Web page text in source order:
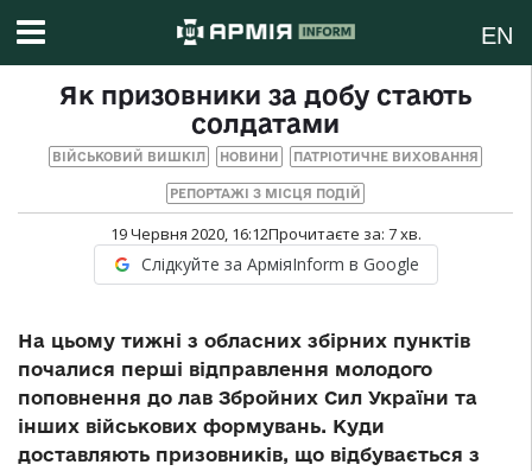
EN
Як призовники за добу стають
солдатами
ВІЙСЬКОВИЙ ВИШКІЛ НОВИНИ ПАТРІОТИЧНЕ ВИХОВАННЯ
РЕПОРТАЖІ З МІСЦЯ ПОДІЙ
19 Червня 2020, 16:12Прочитаєте за: 7хв.
Слідкуйте за АрміяInform в Google
На цьому тижні з обласних збірних пунктів
почалися перші відправлення молодого
поповнення до лав Збройних Сил України та
інших військових формувань. Куди
доставляють призовників, що відбувається з